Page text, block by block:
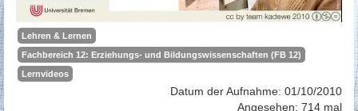
Lehren & Lernen
Fachbereich 12: Erziehungs- und Bildungswissenschaften (FB 12)
Lernvideos
Datum der Aufnahme: 01/10/2010
Angesehen: 714 mal